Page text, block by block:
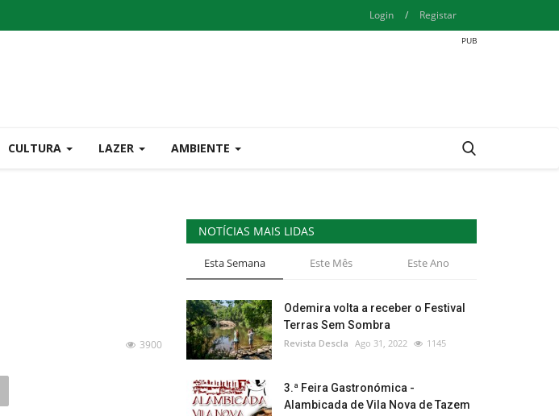
Login / Registar
CULTURA LAZER AMBIENTE
3900
NOTÍCIAS MAIS LIDAS
Esta Semana Este Mês Este Ano
Odemira volta a receber o Festival
Terras Sem Sombra
Revista Descla Ago 31, 2022 1145
3.ª Feira Gastronómica -
Alambicada de Vila Nova de Tazem